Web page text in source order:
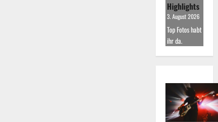
Highlights
3. August 2026
Top Fotos habt
ihr da.